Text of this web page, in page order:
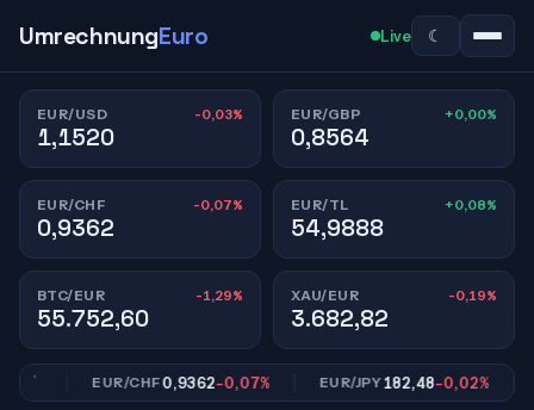
UmrechnungEuro Live ☾
EUR/USD -0,03%
1,1520
EUR/GBP +0,00%
0,8564
EUR/CHF -0,07%
0,9362
EUR/TL +0,08%
54,9888
BTC/EUR -1,29%
55.752,60
XAU/EUR -0,19%
3.682,82
EUR/CHF0,9362-0,07% EUR/JPY182,48-0,02%